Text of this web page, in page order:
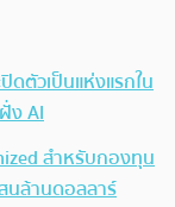
ดตัวเป็นแห่งแรกใน
ง AI
สำหรับกองทุน
นล้านดอลลาร์